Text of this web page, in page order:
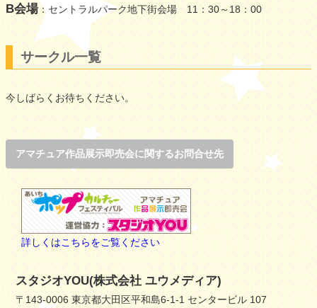
B会場：セントラルパーク地下街会場 11：30～18：00
サークル一覧
今しばらくお待ちください。
アマチュア作品展示即売会に関するお問合せ先
詳しくはこちらをご覧ください
スタジオYOU(株式会社 ユウメディア)
〒143-0006 東京都大田区平和島6-1-1 センタービル 107